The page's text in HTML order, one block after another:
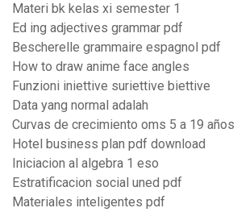
Materi bk kelas xi semester 1
Ed ing adjectives grammar pdf
Bescherelle grammaire espagnol pdf
How to draw anime face angles
Funzioni iniettive suriettive biettive
Data yang normal adalah
Curvas de crecimiento oms 5 a 19
Hotel business plan pdf download
Iniciacion al algebra 1 eso
Estratificacion social uned pdf
Materiales inteligentes pdf